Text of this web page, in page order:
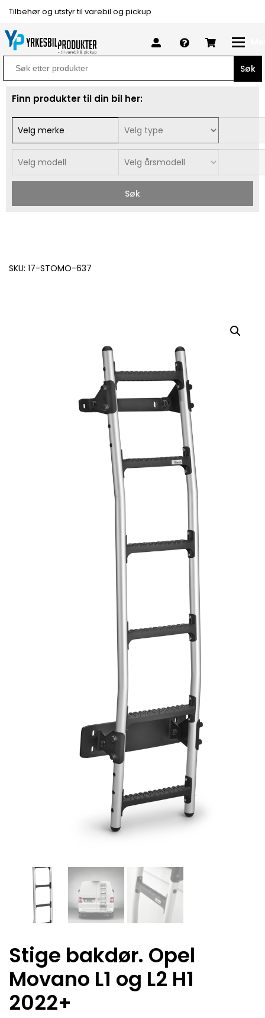
Tilbehør og utstyr til varebil og pickup
Search
for:
Finn produkter til din bil her:
Søk
SKU: 17-STOMO-637
Stige bakdør. Opel
Movano L1 og L2 H1
2022+